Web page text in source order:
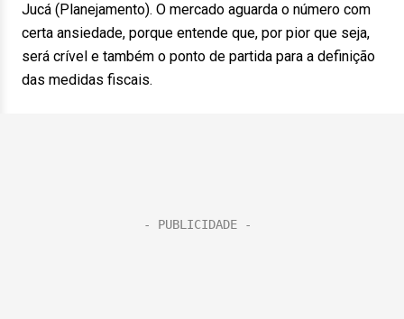
Jucá (Planejamento). O mercado aguarda o número com
certa ansiedade, porque entende que, por pior que seja,
será crível e também o ponto de partida para a definição
das medidas fiscais.